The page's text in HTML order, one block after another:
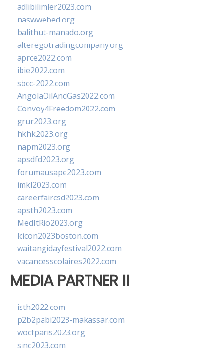
adlibilimler2023.com
naswwebed.org
balithut-manado.org
alteregotradingcompany.org
aprce2022.com
ibie2022.com
sbcc-2022.com
AngolaOilAndGas2022.com
Convoy4Freedom2022.com
grur2023.org
hkhk2023.org
napm2023.org
apsdfd2023.org
forumausape2023.com
imkl2023.com
careerfaircsd2023.com
apsth2023.com
MedItRio2023.org
lcicon2023boston.com
waitangidayfestival2022.com
vacancesscolaires2022.com
MEDIA PARTNER II
isth2022.com
p2b2pabi2023-makassar.com
wocfparis2023.org
sinc2023.com